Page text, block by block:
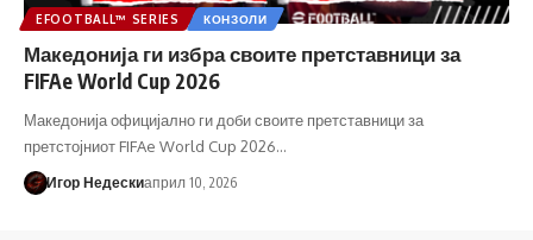
EFOOTBALL™ SERIES КОНЗОЛИ
Македонија ги избра своите претставници за
FIFAe World Cup 2026
Македонија официјално ги доби своите претставници за
претстојниот FIFAe World Cup 2026…
Игор Недескиаприл 10, 2026